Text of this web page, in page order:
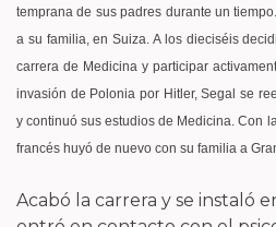
temprana de sus padres durante un
a su familia, en Suiza. A los dieciséis
carrera de Medicina y participar
invasión de Polonia por Hitler, Segal se
y continuó sus estudios de Medicina. Con
francés huyó de nuevo con su familia a
Acabó la carrera y se instaló